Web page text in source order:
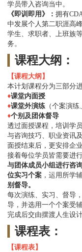
学员带入咨询当中。
《即训即用》： 拥有
中发展个人第二职涯高
学生、求职者、上班族
务。
课程大纲：
【课程大纲】
本计划课程分为三部分进
♦课堂内面授
♦课堂外演练 （个案演
♦个别及团体督导
透过面授课程，培训学
与咨询技巧、职业资讯
面授结束后，更安排企
接着每位学员皆需要进
与团体成员小组进行咨
位实习个案 ，运用所学
别督导。
每次演练、实习、督导
导，并选用一个个案受
完成后交由摆渡人生设计
课程表：
【课程表】